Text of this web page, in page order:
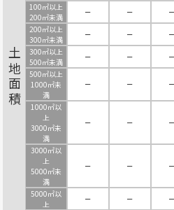
土地面積
100㎡以上
200㎡未満
－ － －
200㎡以上
300㎡未満
－ － －
300㎡以上
500㎡未満
－ － －
500㎡以上
1000㎡未
満
－ － －
1000㎡以
上
3000㎡未
満
－ － －
3000㎡以
上
5000㎡未
満
－ － －
5000㎡以
上
－ － －